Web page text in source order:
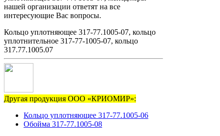
нашей организации ответят на все
интересующие Вас вопросы.
Кольцо уплотняющее 317-77.1005-07, кольцо
уплотнительное 317-77-1005-07, кольцо
317.77.1005.07
Другая продукция ООО «КРИОМИР»:
Кольцо уплотняющее 317-77.1005-06
Обойма 317-77.1005-08